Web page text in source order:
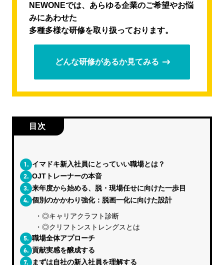
NEWONEでは、あらゆる企業のご希望やお悩
みにあわせた
多種多様な研修を取り扱っております。
どんな研修があるか見てみる
目次
1. イマドキ新入社員にとっていい職場とは？
2. OJTトレーナーの本音
3. 来年度から始める、脱・現場任せに向けた一歩目
4. 個別のかかわり強化：脱画一化に向けた設計
◎キャリアクラフト診断
◎クリフトンストレングスとは
5. 職場全体アプローチ
6. 貢献実感を醸成する
7. まずは自社の新入社員を理解する